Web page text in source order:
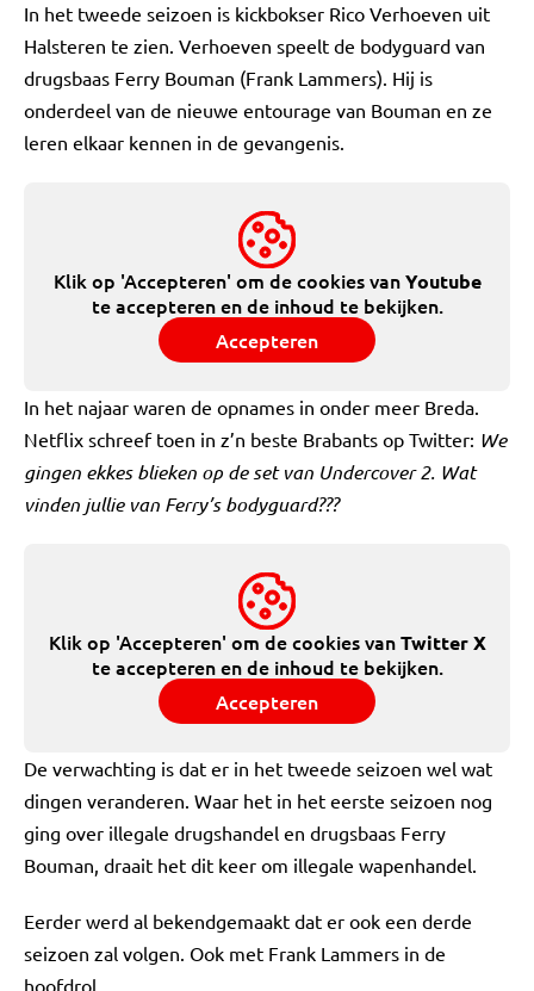
In het tweede seizoen is kickbokser Rico Verhoeven uit
Halsteren te zien. Verhoeven speelt de bodyguard van
drugsbaas Ferry Bouman (Frank Lammers). Hij is
onderdeel van de nieuwe entourage van Bouman en ze
leren elkaar kennen in de gevangenis.
Klik op 'Accepteren' om de cookies vanYoutube
te accepteren en de inhoud te bekijken.
Accepteren
In het najaar waren de opnames in onder meer Breda.
Netflix schreef toen in z’n beste Brabants op Twitter: We
gingen ekkes blieken op de set van Undercover 2. Wat
vinden jullie van Ferry’s bodyguard???
Klik op 'Accepteren' om de cookies vanTwitter X
te accepteren en de inhoud te bekijken.
Accepteren
De verwachting is dat er in het tweede seizoen wel wat
dingen veranderen. Waar het in het eerste seizoen nog
ging over illegale drugshandel en drugsbaas Ferry
Bouman, draait het dit keer om illegale wapenhandel.
Eerder werd al bekendgemaakt dat er ook een derde
seizoen zal volgen. Ook met Frank Lammers in de
hoofdrol.